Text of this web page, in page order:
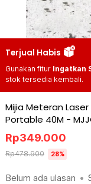
Terjual Habis
Gunakan fitur Ingatkan
stok tersedia kembali.
Mijia Meteran
Portable 40M -
Belum ada ulasan •
Rp349.000
Rp478.900 28%